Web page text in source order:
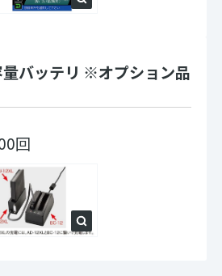
バッテリ ※オプション品
回